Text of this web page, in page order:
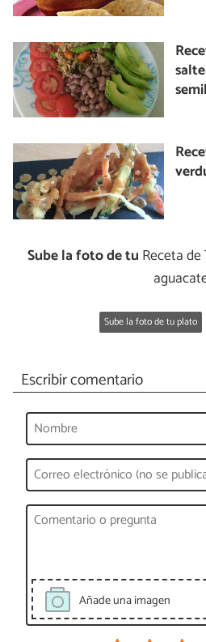
Sube la foto de tu Receta
Sube la foto de tu plato
Escribir comentario
Añade una imagen